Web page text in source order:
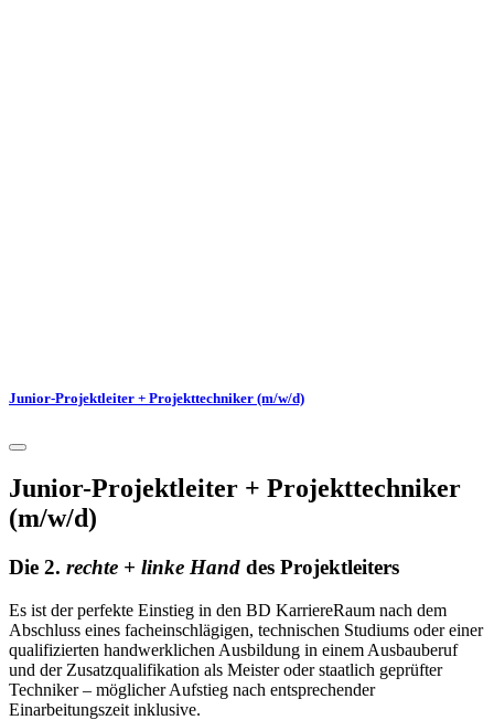
Junior-Projektleiter + Projekttechniker (m/w/d)
Junior-Projektleiter + Projekttechniker
(m/w/d)
Die 2. rechte + linke Hand des Projektleiters
Es ist der perfekte Einstieg in den BD KarriereRaum nach dem
Abschluss eines facheinschlägigen, technischen Studiums oder einer
qualifizierten handwerklichen Ausbildung in einem Ausbauberuf
und der Zusatzqualifikation als Meister oder staatlich geprüfter
Techniker – möglicher Aufstieg nach entsprechender
Einarbeitungszeit inklusive.